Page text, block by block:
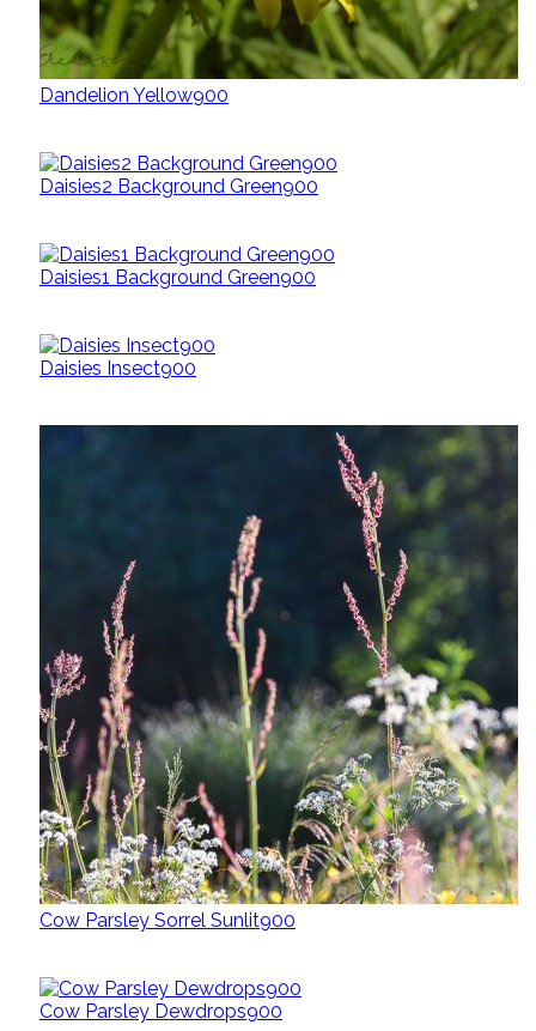
Dandelion Yellow900
Daisies2 Background Green900
Daisies1 Background Green900
Daisies Insect900
Cow Parsley Sorrel Sunlit900
Cow Parsley Dewdrops900